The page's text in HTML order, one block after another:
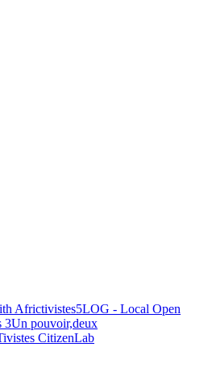
Africtivistes5LOG - Local Open
3Un pouvoir,deux
CitizenLab